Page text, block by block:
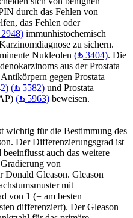
durch das Fehlen von
das Fehlen oder
2948) immunhistochemisch
zu sichern.
Nukleolen ( 3404). Die
aus der Prostata
gegen Prostata
( 5582) und Prostata
( 5963) beweisen.
wichtig für die Bestimmung des
Der Differenzierungsgrad ist
auch das weitere
von
Donald Gleason. Gleason
mit
von 1 (= am besten
differenziert). Der Gleason